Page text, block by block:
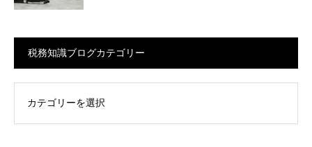
税務知識ブログカテゴリー